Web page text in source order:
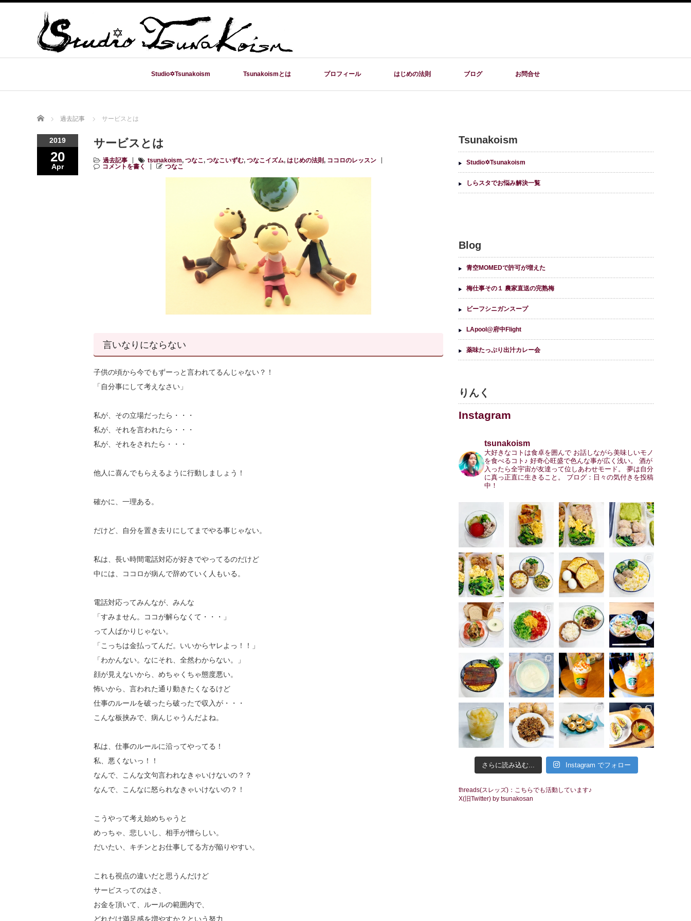
Studio✡Tsunakoism Tsunakoismとは プロフィール はじめの法則 ブログ お問合せ
Home 過去記事 サービスとは
2019
20
Apr
サービスとは
過去記事 tsunakoism, つなこ, つなこいずむ, つなこイズム, はじめの法則, ココロのレッスン
コメントを書く
つなこ
言いなりにならない
子供の頃から今でもずーっと言われてるんじゃない？！
「自分事にして考えなさい」
私が、その立場だったら・・・
私が、それを言われたら・・・
私が、それをされたら・・・
他人に喜んでもらえるように行動しましょう！
確かに、一理ある。
だけど、自分を置き去りにしてまでやる事じゃない。
私は、長い時間電話対応が好きでやってるのだけど
中には、ココロが病んで辞めていく人もいる。
電話対応ってみんなが、みんな
「すみません。ココが解らなくて・・・」
って人ばかりじゃない。
「こっちは金払ってんだ。いいからヤレよっ！！」
「わかんない。なにそれ、全然わからない。」
顔が見えないから、めちゃくちゃ態度悪い。
怖いから、言われた通り動きたくなるけど
仕事のルールを破ったら破ったで収入が・・・
こんな板挟みで、病んじゃうんだよね。
私は、仕事のルールに沿ってやってる！
私、悪くないっ！！
なんで、こんな文句言われなきゃいけないの？？
なんで、こんなに怒られなきゃいけないの？！
こうやって考え始めちゃうと
めっちゃ、悲しいし、相手が憎らしい。
だいたい、キチンとお仕事してる方が陥りやすい。
これも視点の違いだと思うんだけど
サービスってのはさ、
お金を頂いて、ルールの範囲内で、
どれだけ満足感を増やすか？という努力
Tsunakoism
Studio✡Tsunakoism
しらスタでお悩み解決一覧
Blog
青空MOMEDで許可が増えた
梅仕事その１ 農家直送の完熟梅
ビーフシニガンスープ
LApool@府中Flight
薬味たっぷり出汁カレー会
りんく
Instagram
tsunakoism
大好きなコトは食卓を囲んで お話しながら美味しいモノ
を食べるコト♪ 好奇心旺盛で色んな事が広く浅い。
酒が
入ったら全宇宙が友達って位しあわせモード。
夢は自分
に真っ正直に生きること。
ブログ：日々の気付きを投稿
中！
さらに読み込む... Instagram でフォロー
threads(スレッズ)：こちらでも活動しています♪
X(旧Twitter) by tsunakosan